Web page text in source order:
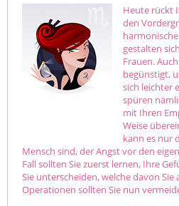
Heute rückt
den
gestalten
Frauen.
begünstigt,
sich leichter
spüren
mit Ihren
Weise
kann es nur
Mensch sind, der Angst vor den
Fall sollten Sie zuerst lernen, Ihre
Sie unterscheiden, welche davon Sie
Operationen sollten Sie nun